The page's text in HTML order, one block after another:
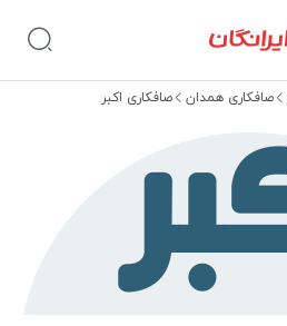
صافکاری همدان صافکاری اکبر